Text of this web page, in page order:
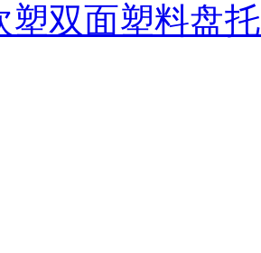
塑双面塑料盘